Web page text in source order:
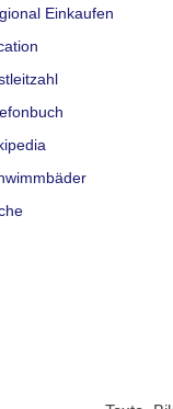
Einkaufen